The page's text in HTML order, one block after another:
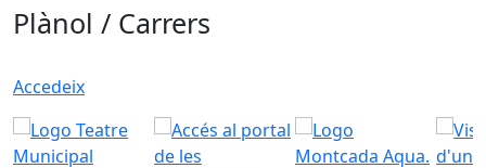
Plànol / Carrers
Accedeix